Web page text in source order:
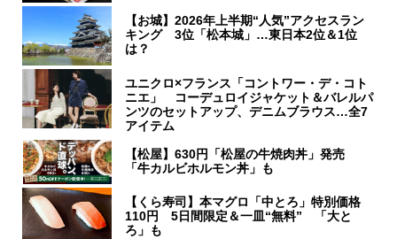
【お城】2026年上半期“人気”アクセスラン
キング 3位「松本城」…東日本2位＆1位
は？
ユニクロ×フランス「コントワー・デ・コト
ニエ」 コーデュロイジャケット＆バレルパ
ンツのセットアップ、デニムブラウス…全7
アイテム
【松屋】630円「松屋の牛焼肉丼」発売
「牛カルビホルモン丼」も
【くら寿司】本マグロ「中とろ」特別価格
110円 5日間限定＆一皿“無料” 「大と
ろ」も